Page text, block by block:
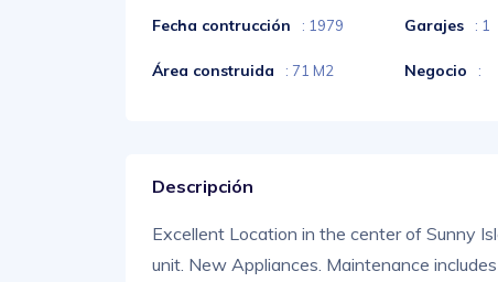
Fecha contrucción : 1979 Garajes : 1
Área construida : 71 M2 Negocio :
Descripción
Excellent Location in the center of Sunny
unit. New Appliances. Maintenance